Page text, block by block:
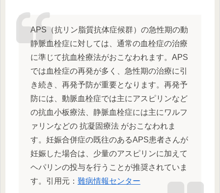
APS（抗リン脂質抗体症候群）の急性期の動
静脈血栓症に対しては、通常の血栓症の治療
に準じて抗血栓療法がおこなわれます。APS
では血栓症の再発が多く、急性期の治療に引
き続き、再発予防が重要となります。再発予
防には、動脈血栓症では主にアスピリンなど
の抗血小板療法、静脈血栓症には主にワルフ
ァリンなどの 抗凝固療法 がおこなわれま
す。妊娠合併症の既往のあるAPS患者さんが
妊娠した場合は、少量のアスピリンに加えて
ヘパリンの投与を行うことが推奨されていま
す。引用元： 難病情報センター